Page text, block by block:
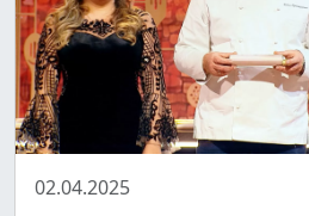
02.04.2025